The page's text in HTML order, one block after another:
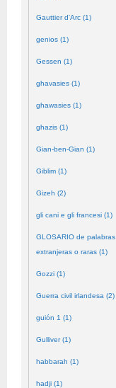
Gauttier d'Arc (1)
genios (1)
Gessen (1)
ghavasies (1)
ghawasies (1)
ghazis (1)
Gian-ben-Gian (1)
Giblim (1)
Gizeh (2)
gli cani e gli francesi (1)
GLOSARIO de palabras
extranjeras o raras (1)
Gozzi (1)
Guerra civil irlandesa (2)
guión 1 (1)
Gulliver (1)
habbarah (1)
hadji (1)